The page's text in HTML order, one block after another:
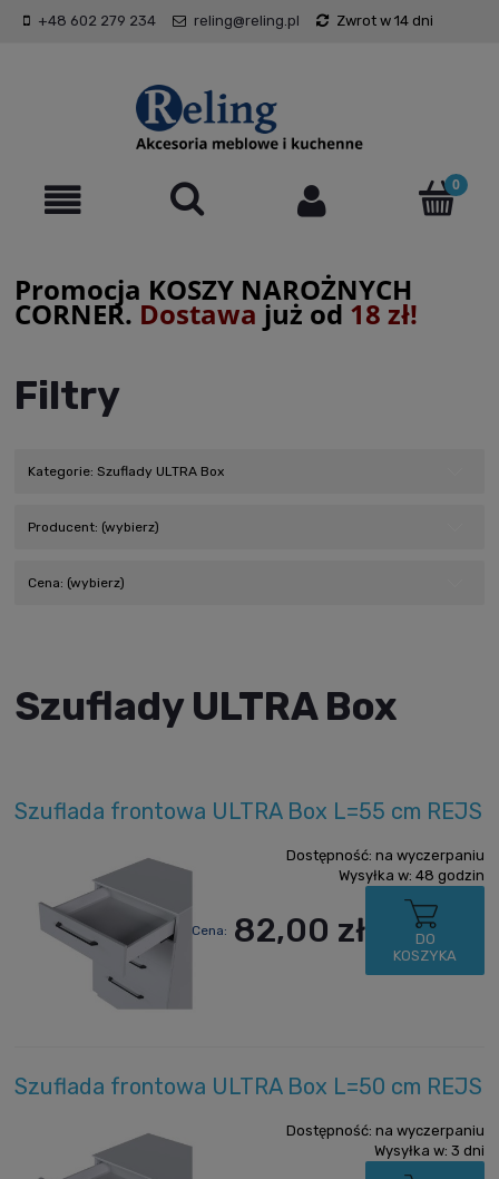
+48 602 279 234 reling@reling.pl Zwrot w 14 dni
Promocja KOSZY NAROŻNYCH
CORNER. Dostawa już od 18 zł!
Filtry
Kategorie: Szuflady ULTRA Box
Producent: (wybierz)
Cena: (wybierz)
Szuflady ULTRA Box
Szuflada frontowa ULTRA Box L=55 cm REJS
Dostępność: na wyczerpaniu
Wysyłka w: 48 godzin
Cena: 82,00 zł
DO
KOSZYKA
Szuflada frontowa ULTRA Box L=50 cm REJS
Dostępność: na wyczerpaniu
Wysyłka w: 3 dni